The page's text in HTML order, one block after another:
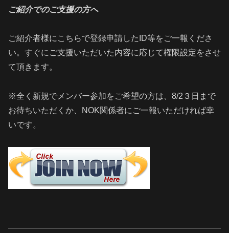
ご紹介でのご支援の方へ
ご紹介者様にこちらで登録申請したID等をご一報くださ
い。すぐにご支援いただいた内容に応じて権限設定をさせ
て頂きます。
※全く新規でメンバー参加をご希望の方は、8/2３日まで
お待ちいただくか、NOK関係者にご一報いただければ幸
いです。